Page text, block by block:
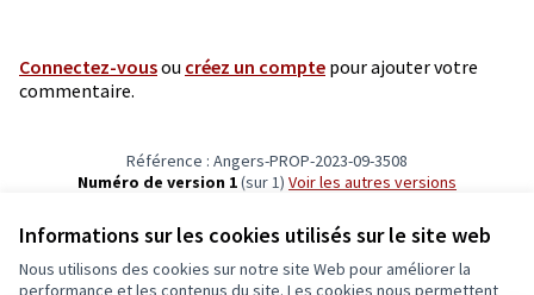
Informations sur les cookies utilisés sur le site web
Nous utilisons des cookies sur notre site Web pour améliorer la
performance et les contenus du site. Les cookies nous permettent
Connectez-vousou créez un compte pour ajouter votre
commentaire.
Référence : Angers-PROP-2023-09-3508
Numéro de version 1(sur 1)
voir les autres versions
Conditions d'utilisation